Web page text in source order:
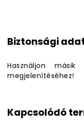
Biztonsági
Használjon
megjelenítéséhez!
Kapcsolódó